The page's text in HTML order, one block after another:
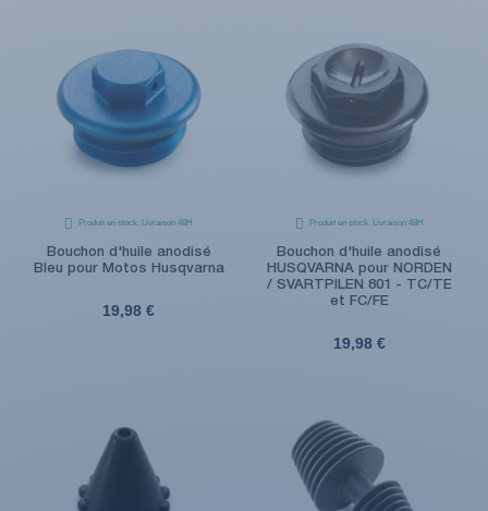
Produit en stock. Livraison 48H
Bouchon d'huile anodisé
Bleu pour Motos Husqvarna
19,98 €
Produit en stock. Livraison 48H
Bouchon d'huile anodisé
HUSQVARNA pour NORDEN
/ SVARTPILEN 801 - TC/TE
et FC/FE
19,98 €